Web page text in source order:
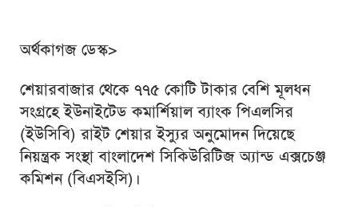
অর্থকাগজ ডেস্ক>
শেয়ারবাজার থেকে ৭৭৫ কোটি টাকার বেশি মূলধন
সংগ্রহে ইউনাইটেড কমার্শিয়াল ব্যাংক পিএলসির
(ইউসিবি) রাইট শেয়ার ইস্যুর অনুমোদন দিয়েছে
নিয়ন্ত্রক সংস্থা বাংলাদেশ সিকিউরিটিজ অ্যান্ড এক্সচেঞ্জ
কমিশন (বিএসইসি)।